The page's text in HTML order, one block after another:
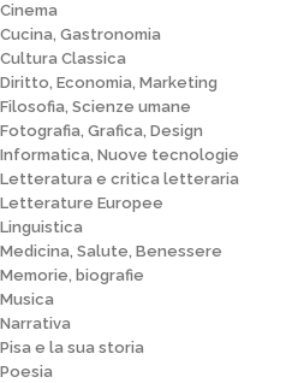
Cinema
Cucina, Gastronomia
Cultura Classica
Diritto, Economia, Marketing
Filosofia, Scienze umane
Fotografia, Grafica, Design
Informatica, Nuove tecnologie
Letteratura e critica letteraria
Letterature Europee
Linguistica
Medicina, Salute, Benessere
Memorie, biografie
Musica
Narrativa
Pisa e la sua storia
Poesia